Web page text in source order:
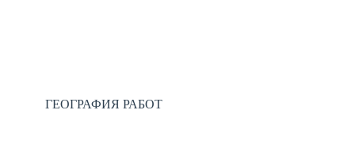
ГЕОГРАФИЯ РАБОТ